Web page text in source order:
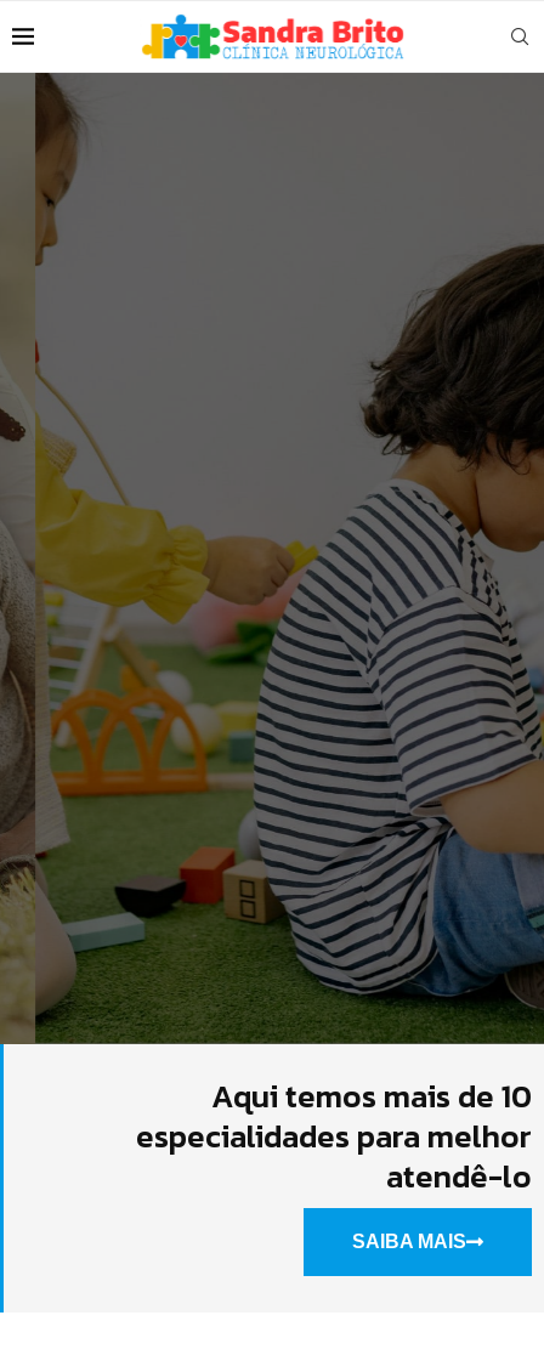
Atendimento
humanizado e
especializado
Dispomos de profissionais
especializados em cada segmento ou
terapia oferecido, são equipes
multidisciplinares com especialistas
nas áreas de Psicologia, Fisioterapia,
Fonoaudiologia, Terapia Ocupacional
e Educação (Psicopedagogia e
Pedagogia). Obtendo assim, a
evolução esperada para cada fase do
desenvolvimento.
Aqui temos mais de 10
especialidades para melhor
atendê-lo
SAIBA MAIS